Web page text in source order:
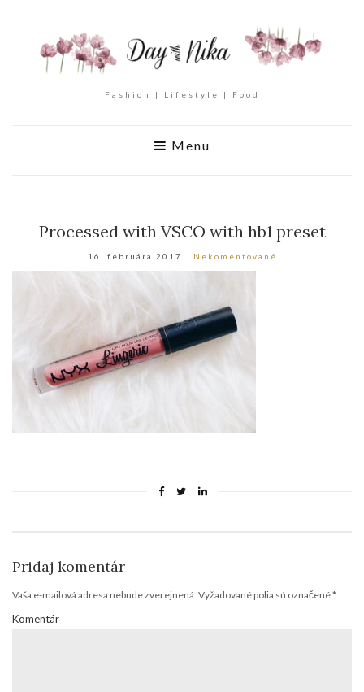
Fashion | Lifestyle | Food
Menu
Processed with VSCO with hb1 preset
16. februára 2017 Nekomentované
Pridaj komentár
Vaša e-mailová adresa nebude zverejnená. Vyžadované polia sú označené*
Komentár